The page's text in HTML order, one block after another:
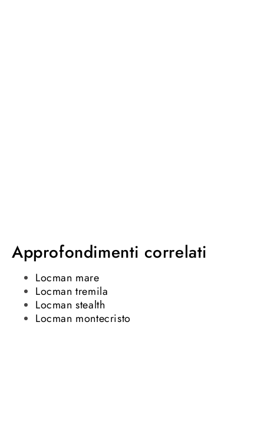
Approfondimenti correlati
Locman mare
Locman tremila
Locman stealth
Locman montecristo